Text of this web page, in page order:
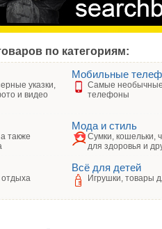
по категориям:
указки,
и видео
Мобильные
Самые
телефоны
также
Мода и стиль
Сумки, кошельки,
для здоровья и
отдыха
Всё для детей
Игрушки, товары